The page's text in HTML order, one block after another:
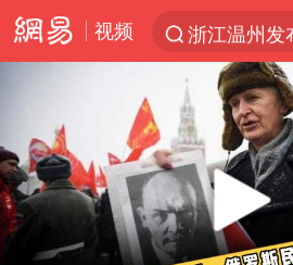
视频
解锁各地夏
白海豚将正
名创优品一